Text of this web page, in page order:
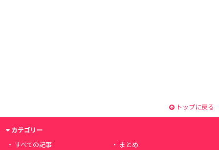
トップに戻る
カテゴリー
すべての記事
まとめ